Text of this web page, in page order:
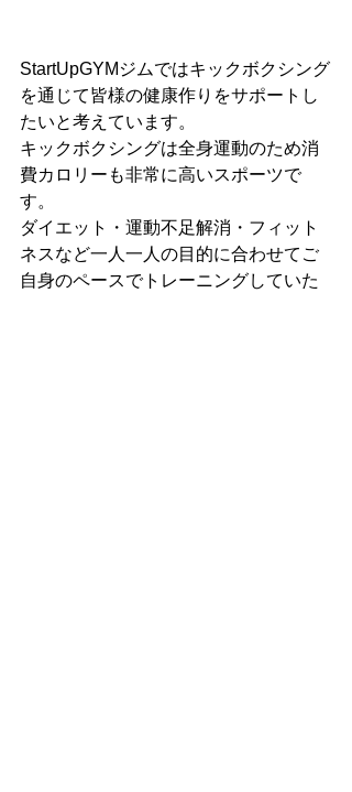
StartUpGYMジムではキックボクシング
を通じて皆様の健康作りをサポートし
たいと考えています。
キックボクシングは全身運動のため消
費カロリーも非常に高いスポーツで
す。
ダイエット・運動不足解消・フィット
ネスなど一人一人の目的に合わせてご
自身のペースでトレーニングしていた